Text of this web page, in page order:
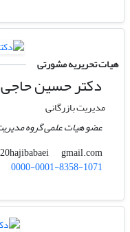
هیات تحریریه مشورتی
دکتر حسین حاجی
مدیریت بازرگانی
عضو هیات علمی گروه مدیریت
h20hajibabaei
gmail.com
0000-0001-8358-1071